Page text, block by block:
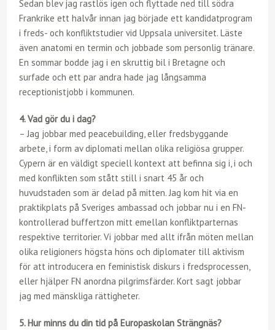
Sedan blev jag rastlös igen och flyttade ned till södra
Frankrike ett halvår innan jag började ett kandidatprogram
i freds- och konfliktstudier vid Uppsala universitet. Läste
även anatomi en termin och jobbade som personlig tränare.
En sommar bodde jag i en skruttig bil i Bretagne och
surfade och ett par andra hade jag långsamma
receptionistjobb i kommunen.
4. Vad gör du i dag?
– Jag jobbar med peacebuilding, eller fredsbyggande
arbete, i form av diplomati mellan olika religiösa grupper.
Cypern är en väldigt speciell kontext att befinna sig i, i och
med konflikten som stått still i snart 45 år och
huvudstaden som är delad på mitten. Jag kom hit via en
praktikplats på Sveriges ambassad och jobbar nu i en FN-
kontrollerad buffertzon mitt emellan konfliktparternas
respektive territorier. Vi jobbar med allt ifrån möten mellan
olika religioners högsta höns och diplomater till aktivism
för att introducera en feministisk diskurs i fredsprocessen,
eller hjälper FN anordna pilgrimsfärder. Kort sagt jobbar
jag med mänskliga rättigheter.
5. Hur minns du din tid på Europaskolan Strängnäs?